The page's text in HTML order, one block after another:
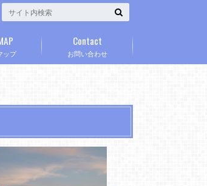
ップ お問い合わせ
Contact